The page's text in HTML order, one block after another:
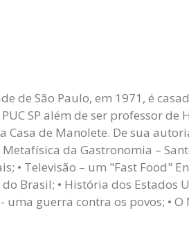
de São Paulo, em 1971, é
SP além de ser professor de
Casa de Manolete. De sua
da Gastronomia –
• Televisão – um "Fast Food"
Brasil; • História dos Estados
uma guerra contra os povos; •